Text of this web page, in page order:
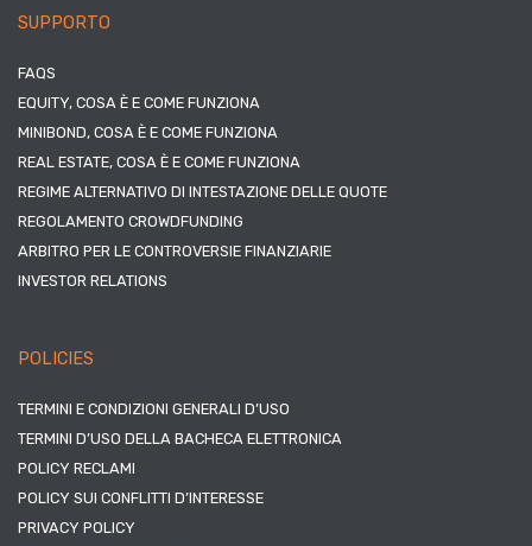
SUPPORTO
FAQS
EQUITY, COSA È E COME FUNZIONA
MINIBOND, COSA È E COME FUNZIONA
REAL ESTATE, COSA È E COME FUNZIONA
REGIME ALTERNATIVO DI INTESTAZIONE DELLE QUOTE
REGOLAMENTO CROWDFUNDING
ARBITRO PER LE CONTROVERSIE FINANZIARIE
INVESTOR RELATIONS
POLICIES
TERMINI E CONDIZIONI GENERALI D’USO
TERMINI D’USO DELLA BACHECA ELETTRONICA
POLICY RECLAMI
POLICY SUI CONFLITTI D’INTERESSE
PRIVACY POLICY